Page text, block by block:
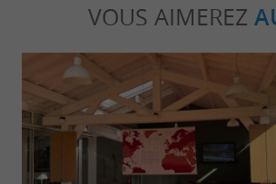
VOUS AIMEREZ